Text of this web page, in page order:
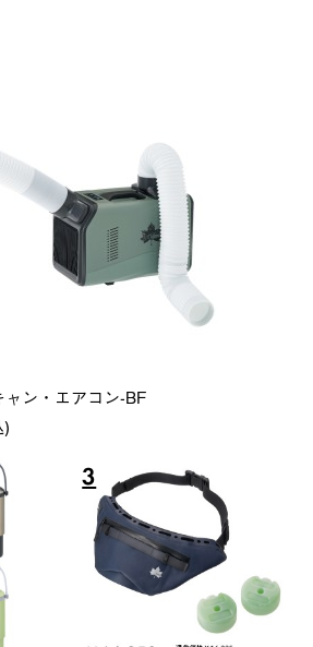
ャン・エアコン-BF
3